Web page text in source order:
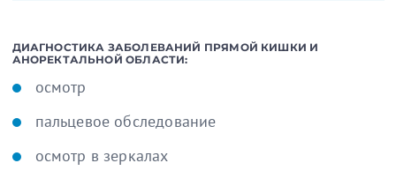
ДИАГНОСТИКА ЗАБОЛЕВАНИЙ ПРЯМОЙ КИШКИ И
АНОРЕКТАЛЬНОЙ ОБЛАСТИ:
осмотр
пальцевое обследование
осмотр в зеркалах